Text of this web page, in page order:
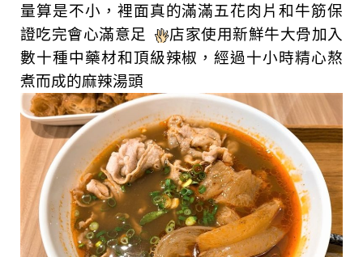
量算是不小，裡面真的滿滿五花肉片和牛筋保
證吃完會心滿意足
店家使用新鮮牛大骨加入
數十種中藥材和頂級辣椒，經過十小時精心熬
煮而成的麻辣湯頭